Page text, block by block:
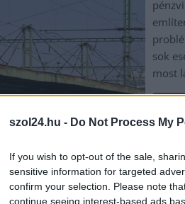
szol24.hu - Do Not Process My
If you wish to opt-out of the sale,
sensitive information for targeted
confirm your selection. Please note
continue seeing interest-based ads
sok
most
jegyár,késés lázár jános máv vasút